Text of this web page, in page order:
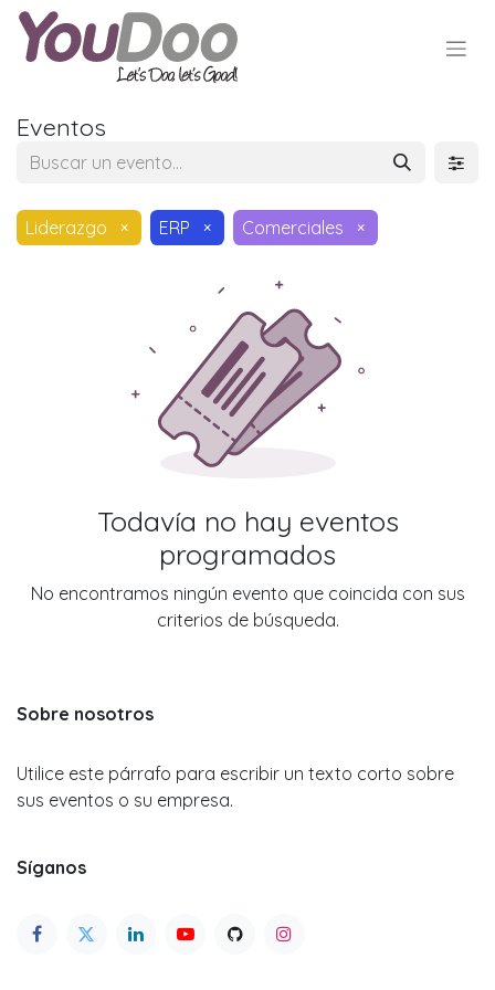
Eventos
Liderazgo × ERP × Comerciales ×
Todavía no hay eventos
programados
No encontramos ningún evento que coincida con sus
criterios de búsqueda.
Sobre nosotros
Utilice este párrafo para escribir un texto corto sobre
sus eventos o su empresa.
Síganos